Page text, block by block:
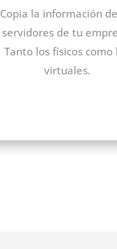
Copia la información
servidores de tu
Tanto los físicos como
virtuales.